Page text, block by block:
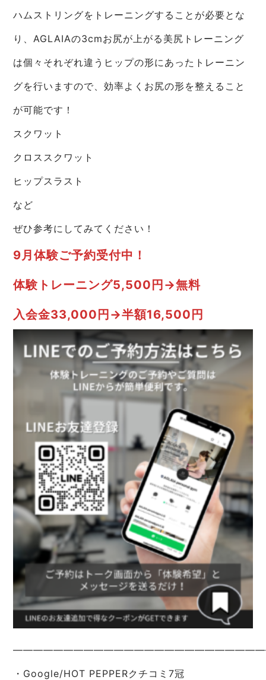
ハムストリングをトレーニングすることが必要とな
り、AGLAIAの3cmお尻が上がる美尻トレーニング
は個々それぞれ違うヒップの形にあったトレーニン
グを行いますので、効率よくお尻の形を整えること
が可能です！
スクワット
クロススクワット
ヒップスラスト
など
ぜひ参考にしてみてください！
9月体験ご予約受付中！
体験トレーニング5,500円→無料
入会金33,000円→半額16,500円
・Google/HOT PEPPERクチコミ7冠